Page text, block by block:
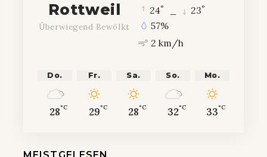
Rottweil
Überwiegend Bewölkt
24° 23°
57%
2 km/h
Do.
28°C
Fr.
29°C
Sa.
28°C
So.
32°C
Mo.
33°C